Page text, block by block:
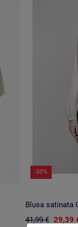
-30%
Blusa satinata
41,99 € 29,39